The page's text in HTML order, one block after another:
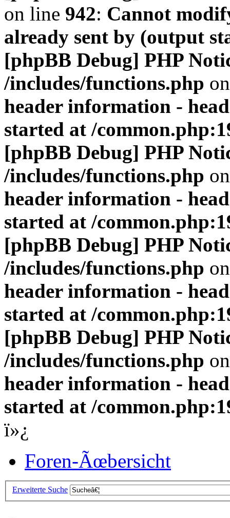
on line 942: Cannot
already sent by (output
[phpBB Debug] PHP
/includes/functions.php
header information -
started at /
[phpBB Debug] PHP
/includes/functions.php
header information -
started at /
[phpBB Debug] PHP
/includes/functions.php
header information -
started at /
[phpBB Debug] PHP
/includes/functions.php
header information -
started at /
ï»¿
Foren-Ãœbersicht
Erweiterte Suche